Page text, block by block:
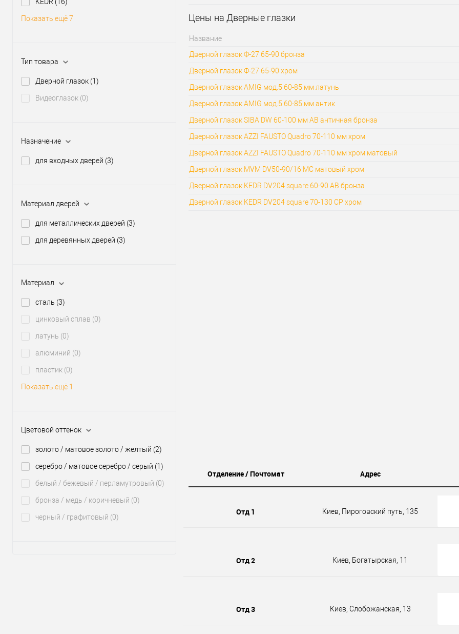
KEDR (16)
Показать ещё 7
Тип товара
Дверной глазок (1)
Видеоглазок (0)
Назначение
для входных дверей (3)
Материал дверей
для металлических дверей (3)
для деревянных дверей (3)
Материал
сталь (3)
цинковый сплав (0)
латунь (0)
алюминий (0)
пластик (0)
Показать ещё 1
Цветовой оттенок
золото / матовое золото / желтый (2)
серебро / матовое серебро / серый (1)
белый / бежевый / перламутровый (0)
бронза / медь / коричневый (0)
черный / графитовый (0)
Цены на Дверные глазки
Название
Дверной глазок Ф-27 65-90 бронза
Дверной глазок Ф-27 65-90 хром
Дверной глазок AMIG мод.5 60-85 мм латунь
Дверной глазок AMIG мод.5 60-85 мм антик
Дверной глазок SIBA DW 60-100 мм АВ античная бронза
Дверной глазок AZZI FAUSTO Quadro 70-110 мм хром
Дверной глазок AZZI FAUSTO Quadro 70-110 мм хром матовый
Дверной глазок MVM DV50-90/16 MC матовый хром
Дверной глазок KEDR DV204 square 60-90 AB бронза
Дверной глазок KEDR DV204 square 70-130 СP хром
Отделение / Почтомат Адрес
Отд 1 Киев, Пироговский путь, 135
Отд 2 Киев, Богатырская, 11
Отд 3 Киев, Слобожанская, 13